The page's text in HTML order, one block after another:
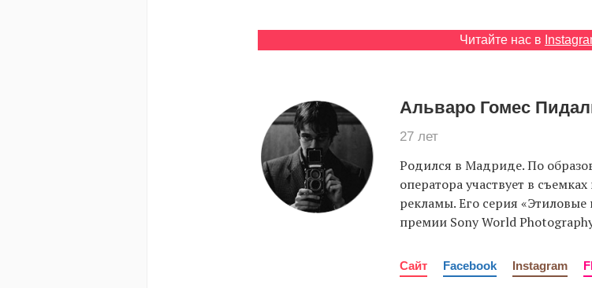
Читайте нас в
Альваро Гомес
27 лет
Родился в Мадриде. По
оператора участвует в
рекламы. Его серия
премии Sony World
Сайт Facebook Instagram